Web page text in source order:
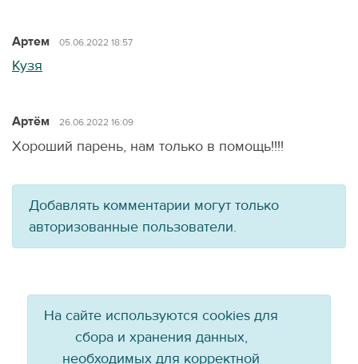
Артем 05.06.2022 18:57
Кузя
Артём 26.06.2022 16:09
Хороший парень, нам только в помощь!!!!
Добавлять комментарии могут только
авторизованные пользователи.
На сайте используются cookies для
сбора и хранения данных,
необходимых для корректной